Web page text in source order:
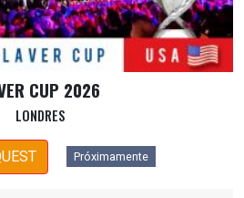
CUP 2026
LONDRES
Próximamente